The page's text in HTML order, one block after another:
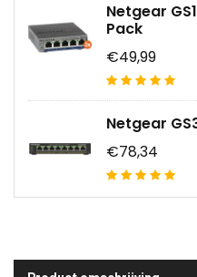
Netgear
Pack
€49,99
Netgear
€78,34